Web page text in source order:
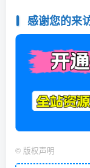
感谢您的来
© 版权声明